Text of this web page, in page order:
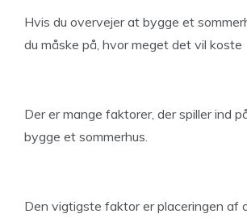
Hvis du overvejer at bygge et
du måske på, hvor meget det vil koste
Der er mange faktorer, der spiller ind
bygge et sommerhus.
Den vigtigste faktor er placeringen af